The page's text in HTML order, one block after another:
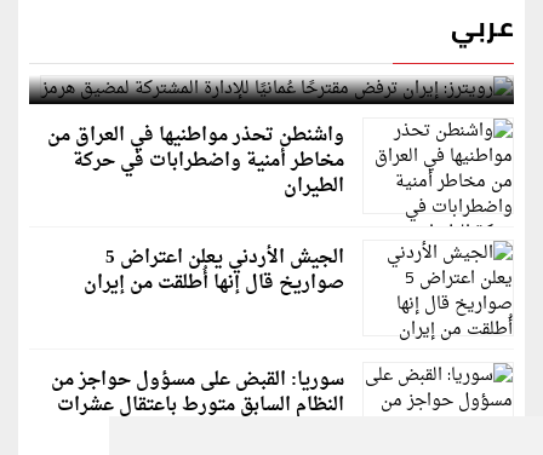
عربي
رويترز: إيران ترفض مقترحًا عُمانيًا للإدارة المشتركة
لمضيق هرمز
واشنطن تحذر مواطنيها في العراق من
مخاطر أمنية واضطرابات في حركة
الطيران
الجيش الأردني يعلن اعتراض 5
صواريخ قال إنها أُطلقت من إيران
سوريا: القبض على مسؤول حواجز من
النظام السابق متورط باعتقال عشرات